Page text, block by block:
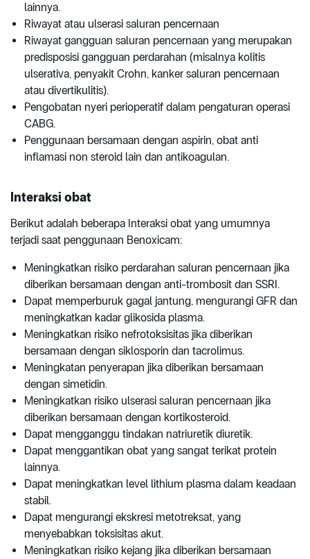
lainnya.
Riwayat atau ulserasi saluran pencernaan
Riwayat gangguan saluran pencernaan yang merupakan
predisposisi gangguan perdarahan (misalnya kolitis
ulserativa, penyakit Crohn, kanker saluran pencernaan
atau divertikulitis).
Pengobatan nyeri perioperatif dalam pengaturan operasi
CABG.
Penggunaan bersamaan dengan aspirin, obat anti
inflamasi non steroid lain dan antikoagulan.
Interaksi obat
Berikut adalah beberapa Interaksi obat yang umumnya
terjadi saat penggunaan Benoxicam:
Meningkatkan risiko perdarahan saluran pencernaan jika
diberikan bersamaan dengan anti-trombosit dan SSRI.
Dapat memperburuk gagal jantung, mengurangi GFR dan
meningkatkan kadar glikosida plasma.
Meningkatkan risiko nefrotoksisitas jika diberikan
bersamaan dengan siklosporin dan tacrolimus.
Meningkatan penyerapan jika diberikan bersamaan
dengan simetidin.
Meningkatkan risiko ulserasi saluran pencernaan jika
diberikan bersamaan dengan kortikosteroid.
Dapat mengganggu tindakan natriuretik diuretik.
Dapat menggantikan obat yang sangat terikat protein
lainnya.
Dapat meningkatkan level lithium plasma dalam keadaan
stabil.
Dapat mengurangi ekskresi metotreksat, yang
menyebabkan toksisitas akut.
Meningkatkan risiko kejang jika diberikan bersamaan